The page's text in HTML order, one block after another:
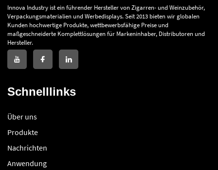
Innova Industry ist ein führender Hersteller von Zigarren- und Weinzubehör,
Verpackungsmaterialien und Werbedisplays. Seit 2013 bieten wir globalen
Kunden hochwertige Produkte, wettbewerbsfähige Preise und
maßgeschneiderte Komplettlösungen für Markeninhaber, Distributoren und
Hersteller.
Schnelllinks
Über uns
Produkte
Nachrichten
Anwendung